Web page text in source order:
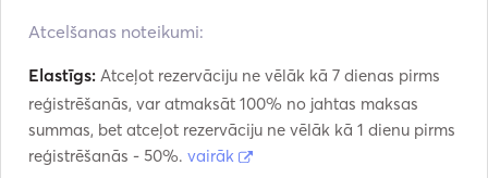
Atcelšanas noteikumi:
Elastīgs: Atceļot rezervāciju ne vēlāk kā 7 dienas pirms
reģistrēšanās, var atmaksāt 100% no jahtas maksas
summas, bet atceļot rezervāciju ne vēlāk kā 1 dienu pirms
reģistrēšanās - 50%. vairāk